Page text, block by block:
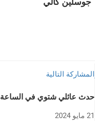
المشاركة التالية
حدث عائلي شتوي في الساعة 6 مساءً
21 مايو 2024